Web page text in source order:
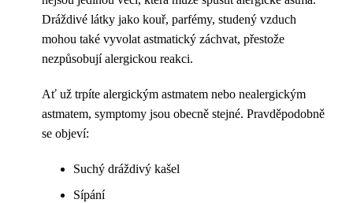
Dráždivé látky jako kouř, parfémy, studený vzduch
mohou také vyvolat astmatický záchvat, přestože
nezpůsobují alergickou reakci.
Ať už trpíte alergickým astmatem nebo nealergickým
astmatem, symptomy jsou obecně stejné. Pravděpodobně
se objeví:
Suchý dráždivý kašel
Sípání